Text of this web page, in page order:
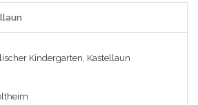
Kindergarten, Kastellaun